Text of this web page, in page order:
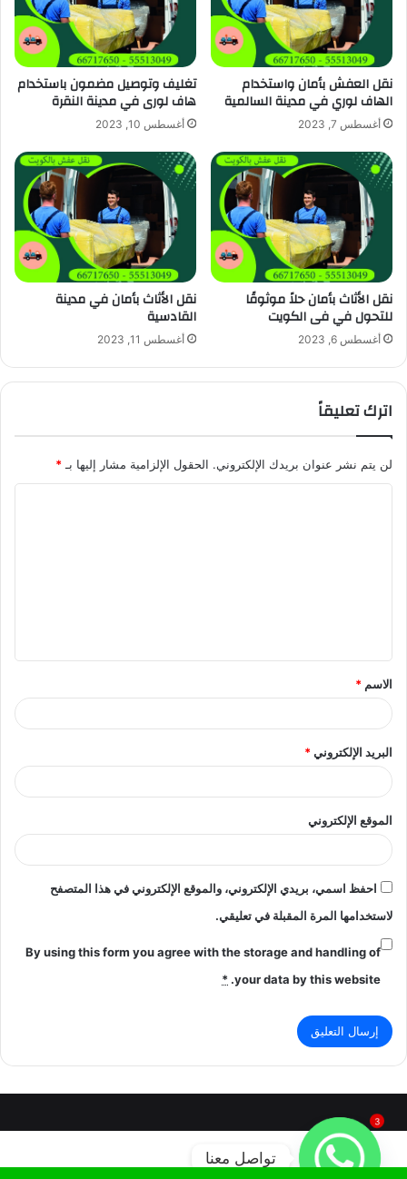
نقل العفش بأمان واستخدام
الهاف لوري في مدينة السالمية
أغسطس 7, 2023
تغليف وتوصيل مضمون باستخدام
هاف لورى في مدينة النقرة
أغسطس 10, 2023
نقل الأثاث بأمان حلاً موثوقًا
للتحول في فى الكويت
أغسطس 6, 2023
نقل الأثاث بأمان في مدينة
القادسية
أغسطس 11, 2023
اترك تعليقاً
لن يتم نشر عنوان بريدك الإلكتروني. الحقول الإلزامية مشار إليها بـ*
ق
*
الاسم *
البريد الإلكتروني*
الموقع الإلكتروني
احفظ اسمي، بريدي الإلكتروني، والموقع الإلكتروني في هذا المتصفح
لاستخدامها المرة المقبلة في تعليقي.
By using this form you agree with the storage and handling of
your data by this website.
*
3
تواصل معنا